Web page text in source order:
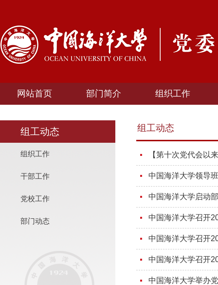
网站首页 部门简介 组织工作
组工动态
组织工作
干部工作
党校工作
部门动态
组工动态
【第十次党代会以
中国海洋大学领导
中国海洋大学启动
中国海洋大学召开
中国海洋大学召开
中国海洋大学召开
中国海洋大学举办